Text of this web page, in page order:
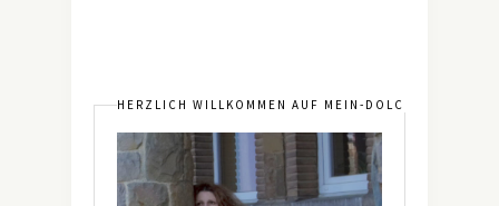
HERZLICH WILLKOMMEN AUF MEIN-DOLCEVITA.DE